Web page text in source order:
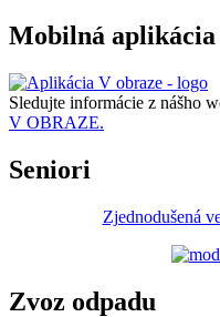
Mobilná aplikácia
Sledujte informácie z nášho
V OBRAZE.
Seniori
Zjednodušená
Zvoz odpadu